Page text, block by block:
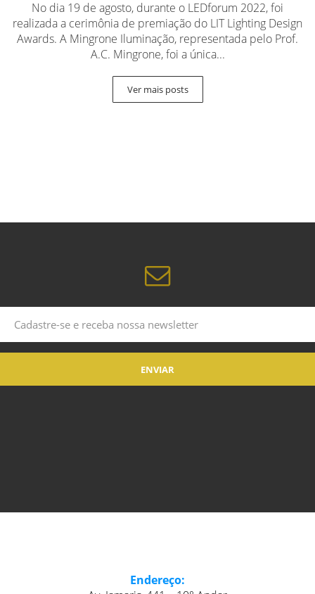
No dia 19 de agosto, durante o LEDforum 2022, foi
realizada a cerimônia de premiação do LIT Lighting Design
Awards. A Mingrone Iluminação, representada pelo Prof.
A.C. Mingrone, foi a única...
Ver mais posts
Endereço: